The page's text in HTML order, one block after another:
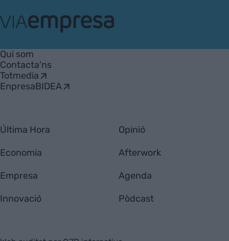
Empresa
Qui som
Contacta'ns
Totmedia
EnpresaBIDEA
Última Hora
Economia
Empresa
Innovació
Opinió
Afterwork
Agenda
Pòdcast